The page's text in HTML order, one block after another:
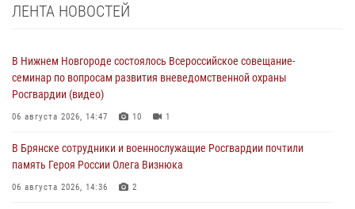
ЛЕНТА НОВОСТЕЙ
В Нижнем Новгороде состоялось Всероссийское совещание-
семинар по вопросам развития вневедомственной охраны
Росгвардии (видео)
06 августа 2026, 14:47 10 1
В Брянске сотрудники и военнослужащие Росгвардии почтили
память Героя России Олега Визнюка
06 августа 2026, 14:36 2